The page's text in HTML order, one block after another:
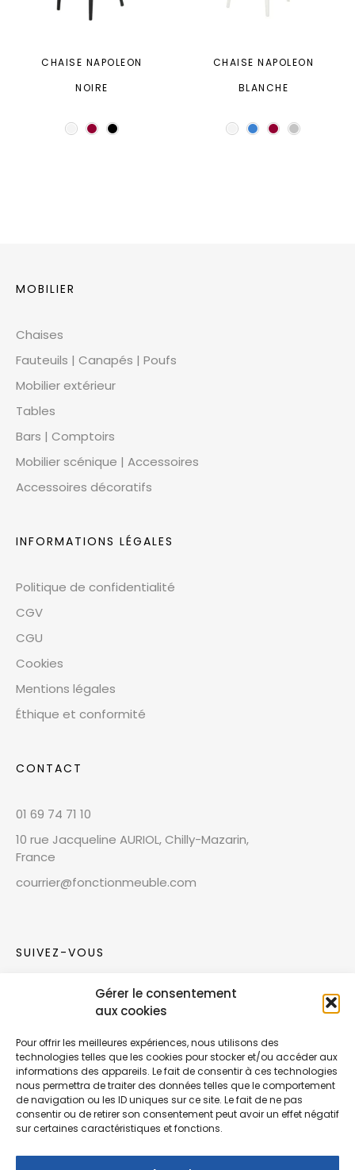
Gérer le consentement
aux cookies
Pour offrir les meilleures expériences, nous utilisons des
technologies telles que les cookies pour stocker et/ou accéder aux
informations des appareils. Le fait de consentir à ces technologies
nous permettra de traiter des données telles que le comportement
de navigation ou les ID uniques sur ce site. Le fait de ne pas
consentir ou de retirer son consentement peut avoir un effet négatif
sur certaines caractéristiques et fonctions.
CHAISE NAPOLEON
NOIRE
CHAISE NAPOLEON
BLANCHE
MOBILIER
Chaises
Fauteuils | Canapés | Poufs
Mobilier extérieur
Tables
Bars | Comptoirs
Mobilier scénique | Accessoires
Accessoires décoratifs
INFORMATIONS LÉGALES
Politique de confidentialité
CGV
CGU
Cookies
Mentions légales
Éthique et conformité
CONTACT
01 69 74 71 10
10 rue Jacqueline AURIOL, Chilly-Mazarin,
France
courrier@fonctionmeuble.com
SUIVEZ-VOUS
Rejoignez notre communauté sur les réseaux
Nouvelles collections, vie de l’équipe ou
inspirations : soyez informés de nos dernières
actualités.